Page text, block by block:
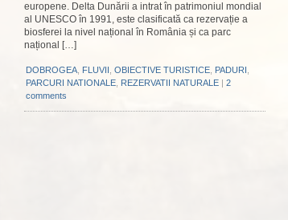
europene. Delta Dunării a intrat în patrimoniul mondial
al UNESCO în 1991, este clasificată ca rezervație a
biosferei la nivel național în România și ca parc
național […]
DOBROGEA FLUVII OBIECTIVE TURISTICE PADURI
PARCURI NATIONALE REZERVATII NATURALE | 2
comments